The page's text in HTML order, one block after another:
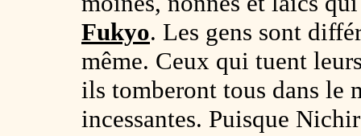
Fukyo. Les gens sont
même. Ceux qui tuent
ils tomberont tous dans le
incessantes. Puisque